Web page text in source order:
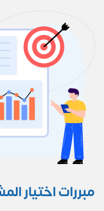
مبررات اختيار